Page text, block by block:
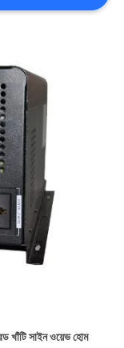
সাইন ওয়েভ হোম